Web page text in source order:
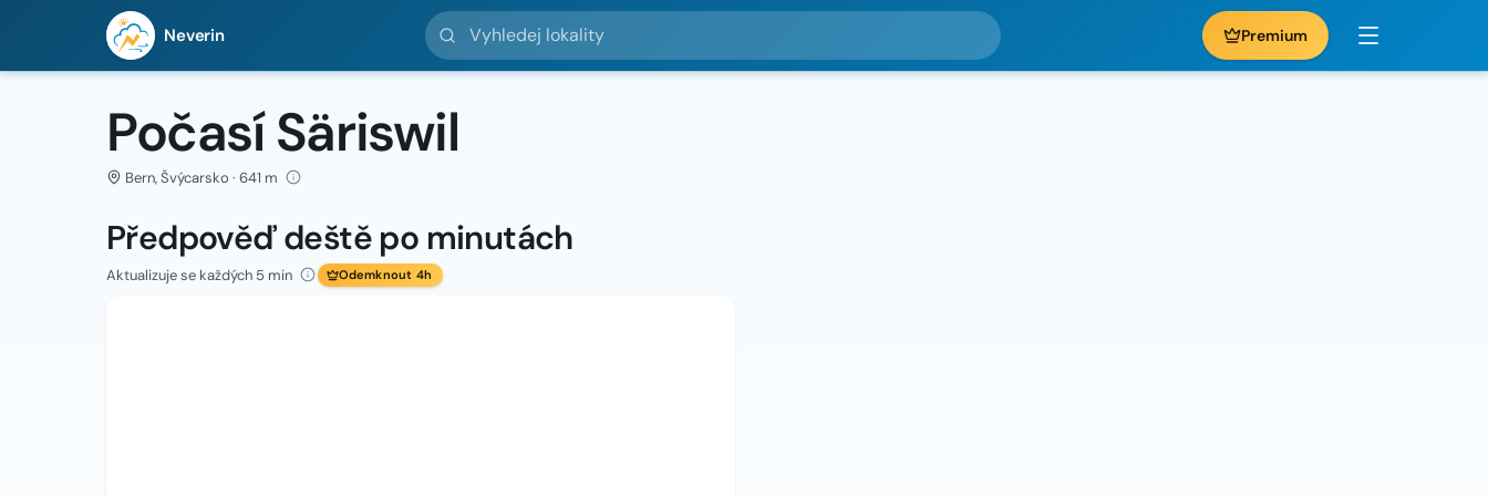
Neverin
Vyhledej lokality
Premium
Počasí Säriswil
Bern, Švýcarsko · 641 m
Předpověď deště po minutách
Aktualizuje se každých 5 min Odemknout 4h